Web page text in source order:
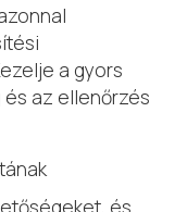
a gyors
az ellenőrzés
és